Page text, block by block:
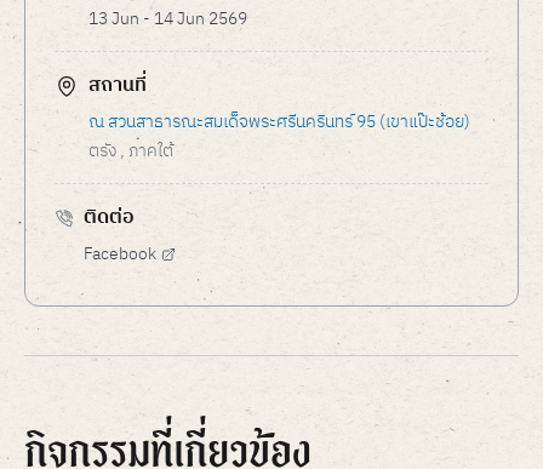
13 Jun - 14 Jun 2569
สถานที่
ณ สวนสาธารณะสมเด็จพระศรีนครินทร์ 95 (เขาแป๊ะช้อย)
ตรัง, ภาคใต้
ติดต่อ
Facebook
กิจกรรมที่เกี่ยวข้อง